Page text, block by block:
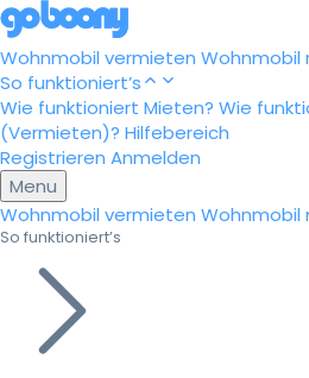
Wohnmobil vermieten Wohnmobil
So funktioniert’s
Wie funktioniert Mieten? Wie
(Vermieten)? Hilfebereich
Registrieren Anmelden
Menu
Wohnmobil vermieten Wohnmobil
So funktioniert’s